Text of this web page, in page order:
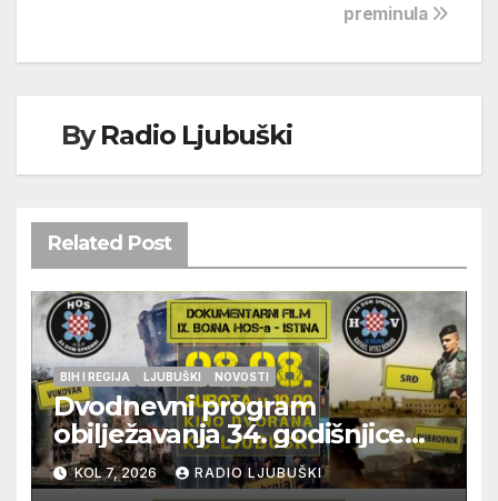
preminula
ByRadio Ljubuški
Related Post
BIH I REGIJA LJUBUŠKI NOVOSTI
Dvodnevni program
obilježavanja 34. godišnjice
pogibije generala Blaža
Kraljevića i osmorice
KOL 7, 2026 RADIO LJUBUŠKI